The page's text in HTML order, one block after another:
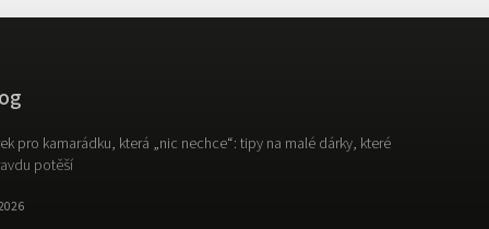
pro kamarádku, která „nic nechce“: tipy na malé dárky, které
potěší